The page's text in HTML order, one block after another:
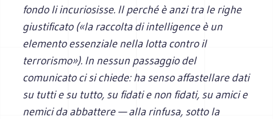
fondo li incuriosisse. Il perché è anzi tra le righe
giustificato («la raccolta di intelligence è un
elemento essenziale nella lotta contro il
terrorismo»). In nessun passaggio del
comunicato ci si chiede: ha senso affastellare dati
su tutti e su tutto, su fidati e non fidati, su amici e
nemici da abbattere — alla rinfusa, sotto la